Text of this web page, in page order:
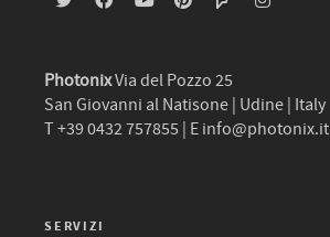
PhotonixVia del Pozzo 25
San Giovanni al Natisone | Udine | Italy
T +39 0432 757855 | E info@photonix.it
SERVIZI